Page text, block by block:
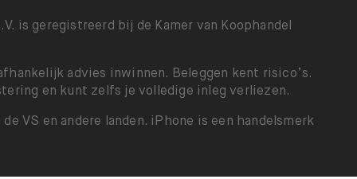
is geregistreerd bij de Kamer van Koophandel
advies inwinnen. Beleggen kent risico’s.
en kunt zelfs je volledige inleg verliezen.
VS en andere landen. iPhone is een handelsmerk